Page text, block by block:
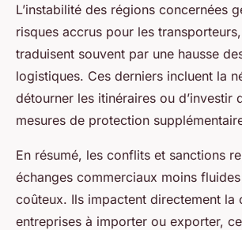
L’instabilité des régions concernées
risques accrus pour les
traduisent souvent par une hausse
logistiques. Ces derniers incluent la
détourner les itinéraires ou d’investir
mesures de protection
En résumé, les conflits et sanctions
échanges commerciaux moins
coûteux. Ils impactent directement la
entreprises à importer ou exporter,